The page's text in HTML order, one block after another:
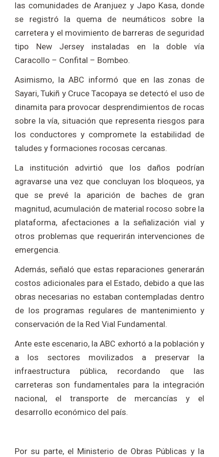
las comunidades de Aranjuez y Japo Kasa, donde
se registró la quema de neumáticos sobre la
carretera y el movimiento de barreras de seguridad
tipo New Jersey instaladas en la doble vía
Caracollo – Confital – Bombeo.
Asimismo, la ABC informó que en las zonas de
Sayari, Tukiñ y Cruce Tacopaya se detectó el uso de
dinamita para provocar desprendimientos de rocas
sobre la vía, situación que representa riesgos para
los conductores y compromete la estabilidad de
taludes y formaciones rocosas cercanas.
La institución advirtió que los daños podrían
agravarse una vez que concluyan los bloqueos, ya
que se prevé la aparición de baches de gran
magnitud, acumulación de material rocoso sobre la
plataforma, afectaciones a la señalización vial y
otros problemas que requerirán intervenciones de
emergencia.
Además, señaló que estas reparaciones generarán
costos adicionales para el Estado, debido a que las
obras necesarias no estaban contempladas dentro
de los programas regulares de mantenimiento y
conservación de la Red Vial Fundamental.
Ante este escenario, la ABC exhortó a la población y
a los sectores movilizados a preservar la
infraestructura pública, recordando que las
carreteras son fundamentales para la integración
nacional, el transporte de mercancías y el
desarrollo económico del país.
Por su parte, el Ministerio de Obras Públicas y la